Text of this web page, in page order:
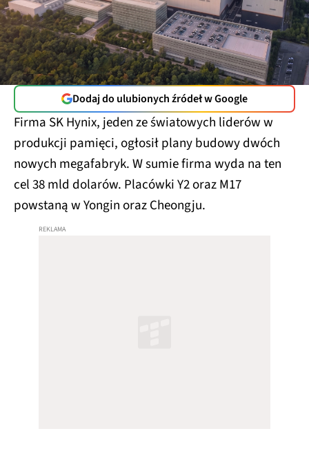
Dodaj do ulubionych źródeł w Google
Firma SK Hynix, jeden ze światowych liderów w
produkcji pamięci, ogłosił plany budowy dwóch
nowych megafabryk. W sumie firma wyda na ten
cel 38 mld dolarów. Placówki Y2 oraz M17
powstaną w Yongin oraz Cheongju.